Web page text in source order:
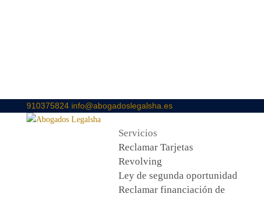
910375824 info@abogadoslegalsha.es
Servicios
Reclamar Tarjetas
Revolving
Ley de segunda oportunidad
Reclamar financiación de